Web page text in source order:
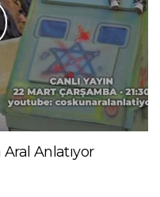
Anlatıyor